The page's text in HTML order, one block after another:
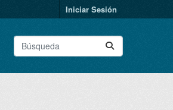
Iniciar Sesión